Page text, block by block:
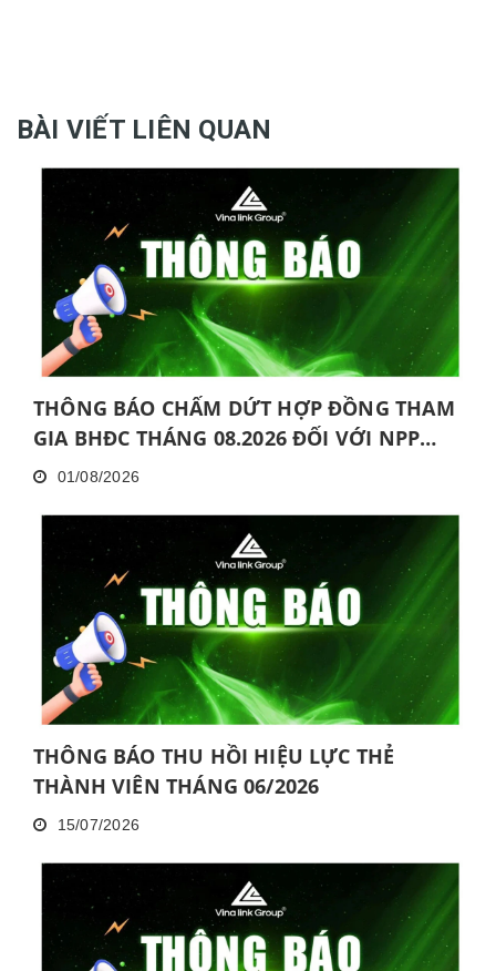
BÀI VIẾT LIÊN QUAN
THÔNG BÁO CHẤM DỨT HỢP ĐỒNG THAM
GIA BHĐC THÁNG 08.2026 ĐỐI VỚI NPP
KHÔNG HOÀN THÀNH MỨC NĂNG ĐỘNG
HOÀN THÀNH ĐÀO TẠO CƠ BẢN TRONG 30
NGÀY
01/08/2026
THÔNG BÁO THU HỒI HIỆU LỰC THẺ
THÀNH VIÊN THÁNG 06/2026
15/07/2026